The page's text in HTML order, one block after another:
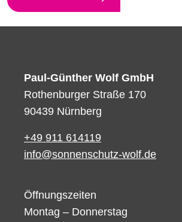
Paul-Günther Wolf GmbH
Rothenburger Straße 170
90439 Nürnberg
+49 911 614119
info@sonnenschutz-wolf.de
Öffnungszeiten
Montag – Donnerstag